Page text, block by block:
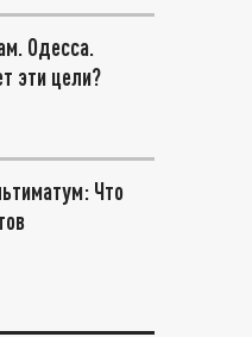
Одесса.
эти цели?
Что